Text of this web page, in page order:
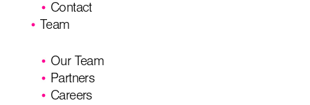
Contact
Team
Our Team
Partners
Careers